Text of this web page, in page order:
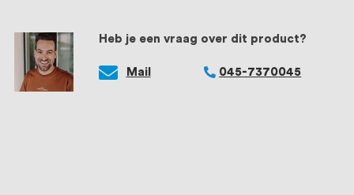
Heb je een vraag over dit product?
Mail 045-7370045